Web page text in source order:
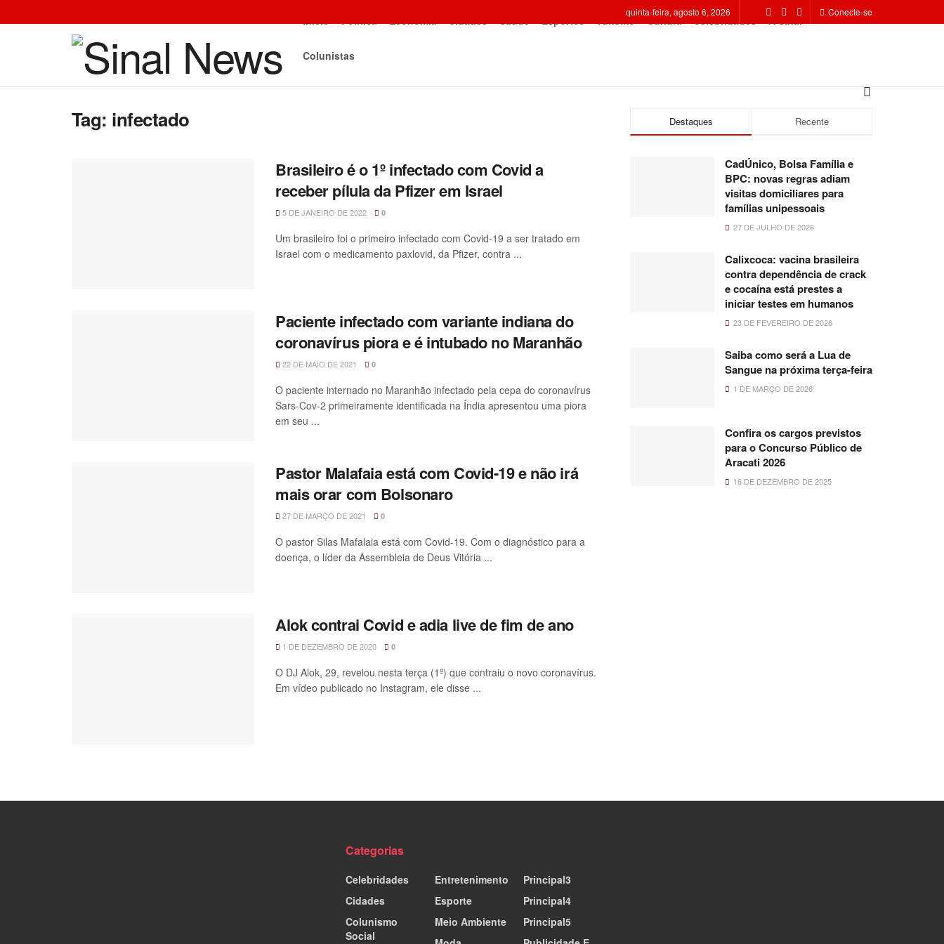
quinta-feira, agosto 6, 2026 Conecte-se
Turismo Cultura Celebridades A Sinal
Colunistas
Tag: infectado
Brasileiro é o 1º infectado com Covid a
receber pílula da Pfizer em Israel
5 DE JANEIRO DE 2022 0
Um brasileiro foi o primeiro infectado com Covid-19 a ser tratado em
Israel com o medicamento paxlovid, da Pfizer, contra ...
Paciente infectado com variante indiana do
coronavírus piora e é intubado no Maranhão
22 DE MAIO DE 2021 0
O paciente internado no Maranhão infectado pela cepa do coronavírus
Sars-Cov-2 primeiramente identificada na Índia apresentou uma piora
em seu ...
Pastor Malafaia está com Covid-19 e não irá
mais orar com Bolsonaro
27 DE MARÇO DE 2021 0
O pastor Silas Mafalaia está com Covid-19. Com o diagnóstico para a
doença, o líder da Assembleia de Deus Vitória ...
Alok contrai Covid e adia live de fim de ano
1 DE DEZEMBRO DE 2020 0
O DJ Alok, 29, revelou nesta terça (1º) que contraiu o novo coronavírus.
Em vídeo publicado no Instagram, ele disse ...
Destaques Recente
CadÚnico, Bolsa Família e
BPC: novas regras adiam
visitas domiciliares para
famílias unipessoais
27 DE JULHO DE 2026
Calixcoca: vacina brasileira
contra dependência de crack
e cocaína está prestes a
iniciar testes em humanos
23 DE FEVEREIRO DE 2026
Saiba como será a Lua de
Sangue na próxima terça-feira
1 DE MARÇO DE 2026
Confira os cargos previstos
para o Concurso Público de
Aracati 2026
16 DE DEZEMBRO DE 2025
Categorias
Celebridades
Cidades
Colunismo
Social
Entretenimento
Esporte
Meio Ambiente
Principal3
Principal4
Principal5